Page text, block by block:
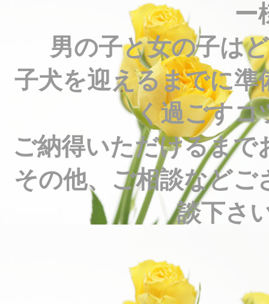
男の子と女の子は
子犬を迎えるまでに準
く過ごすコ
ご納得いただけるま
その他、ご相談など
談下さ